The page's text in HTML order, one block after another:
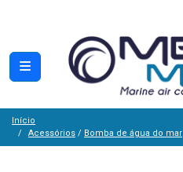
Início
Acessórios / Bomba de água do mar